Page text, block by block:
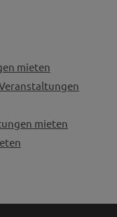
mieten
mieten